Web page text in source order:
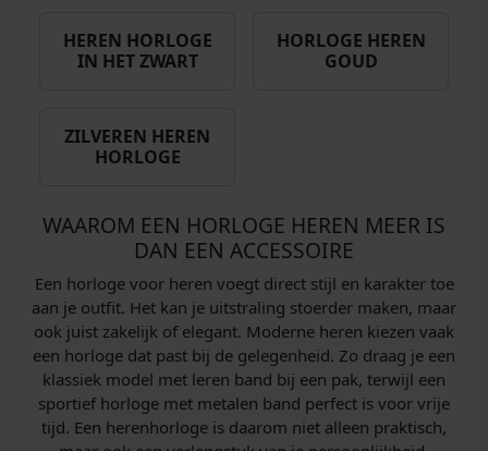
HEREN HORLOGE
IN HET ZWART
HORLOGE HEREN
GOUD
ZILVEREN HEREN
HORLOGE
WAAROM EEN HORLOGE HEREN MEER IS
DAN EEN ACCESSOIRE
Een horloge voor heren voegt direct stijl en karakter toe
aan je outfit. Het kan je uitstraling stoerder maken, maar
ook juist zakelijk of elegant. Moderne heren kiezen vaak
een horloge dat past bij de gelegenheid. Zo draag je een
klassiek model met leren band bij een pak, terwijl een
sportief horloge met metalen band perfect is voor vrije
tijd. Een herenhorloge is daarom niet alleen praktisch,